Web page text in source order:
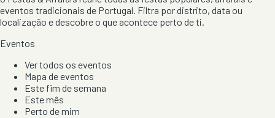
eventos tradicionais de Portugal. Filtra por distrito, data ou
localização e descobre o que acontece perto de ti.
Eventos
Ver todos os eventos
Mapa de eventos
Este fim de semana
Este mês
Perto de mim